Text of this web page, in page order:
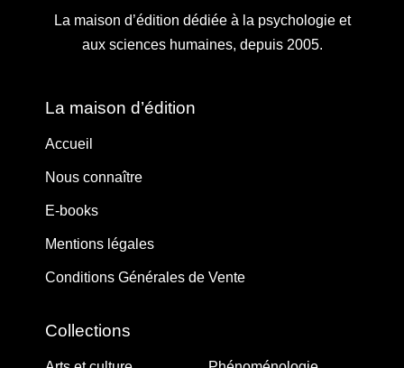
La maison d’édition dédiée à la psychologie et
aux sciences humaines, depuis 2005.
La maison d’édition
Accueil
Nous connaître
E-books
Mentions légales
Conditions Générales de Vente
Collections